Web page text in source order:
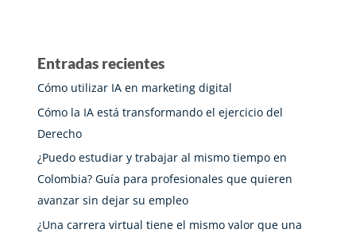
Entradas recientes
Cómo utilizar IA en marketing digital
Cómo la IA está transformando el ejercicio del
Derecho
¿Puedo estudiar y trabajar al mismo tiempo en
Colombia? Guía para profesionales que quieren
avanzar sin dejar su empleo
¿Una carrera virtual tiene el mismo valor que una